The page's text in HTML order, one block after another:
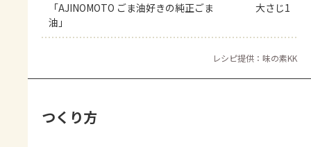
「AJINOMOTO ごま油好きの純正ごま
油」
大さじ1
レシピ提供：味の素KK
つくり方